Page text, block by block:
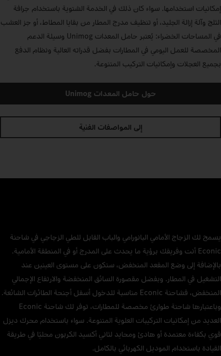
إمكانيات استخدامها. سواء كان ذلك في الخدمة الشتوية باستخدام جرافة
الثلج وآلة إزالة الجليد، أو تنظيف مدرج المطار من بقايا المطاط، أو جز العشب
في المساحات الخضراء: يُعتبر حامل المعدات Unimog وسيلة الدعم
المخصصة للعمل اليومي في المطارات بفضل قدراته العالية ونظام الدفع
بجميع العجلات وإمكانيات التركيب المتنوعة.
حول حامل المعدات Unimog
إلى المواصفات الفنية
يسمح لك الزجاج الأمامي البانورامي والباب القابل للطي الزجاجي في شاحنة
Econic أنت وفريقك برؤية ما يحدث على المدرج أو في المنطقة الأمامية.
بالإضافة إلى وضع المقعد المنخفض، ستكون على مستوى العينين عند
التشغيل في المطار. وبفضل مقصورة السائق المنخفضة والارتفاع الإجمالي
المنخفض، فشاحنة Econic مناسبة للدخول أسفل أجنحة الطائرات الشائعة.
وباعتبارها شاحنة طوارئ مخصصة للمطارات، توفر لك شاحنة Econic
العديد من إمكانيات التركيبات العلوية المتنوعة. سواء باستخدام محرك ديزل
قوي بكفاءة معتمدة أو هادئ ومحايد لثاني أكسيد الكربون محليًا في طريقة
القيادة باستخدام الموديل الكهربائي بالكامل.